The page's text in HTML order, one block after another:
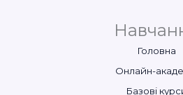
Головна
Онлайн-
Базові